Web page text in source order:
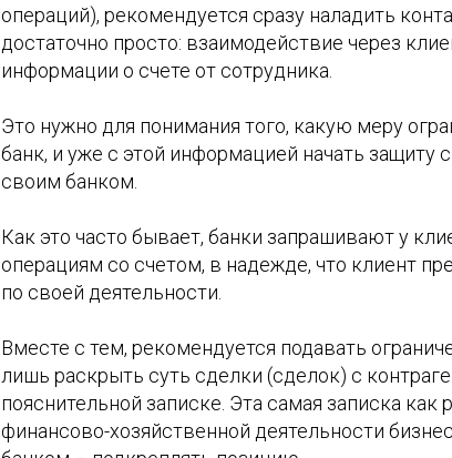
операций), рекомендуется сразу наладить
достаточно просто: взаимодействие через
информации о счете от сотрудника.
Это нужно для понимания того, какую меру
банк, и уже с этой информацией начать защиту
своим банком.
Как это часто бывает, банки запрашивают у
операциям со счетом, в надежде, что клиент
по своей деятельности.
Вместе с тем, рекомендуется подавать
лишь раскрыть суть сделки (сделок) с
пояснительной записке. Эта самая записка
финансово-хозяйственной деятельности